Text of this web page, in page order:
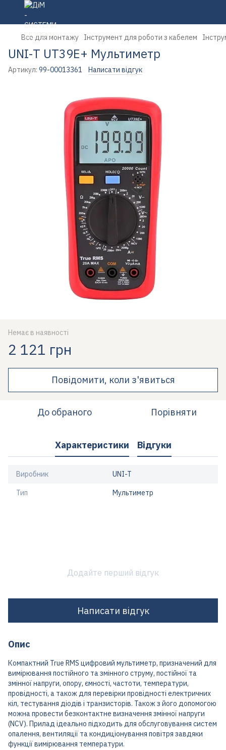
Все для монтажу Інструмент для роботи з кабелем
UNI-T UT39E+ Мультиметр
Артикул: 99-00013361 Написати відгук
Немає в наявності
2 121 грн
Повідомити, коли з'явиться
До обраного Порівняти
Характеристики Відгуки
Виробник UNI-T
Тип Мультиметр
Додайте перший відгук
Написати відгук
Опис
Компактний True RMS цифровий мультиметр, призначений для
вимірювання постійного та змінного струму, постійної та
змінної напруги, опору, ємності, частоти, температури,
провідності, а також для перевірки провідності електричних
кіл, тестування діодів і транзисторів. Також з його допомогою
можна провести безконтактне визначення змінної напруги
(NCV). Прилад ідеально підходить для обслуговування систем
опалення, вентиляції та кондиціонування повітря завдяки
функції вимірювання температури.